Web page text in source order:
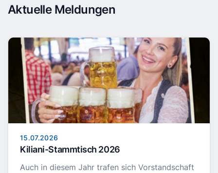
Aktuelle Meldungen
15.07.2026
Kiliani-Stammtisch 2026
Auch in diesem Jahr trafen sich Vorstandschaft